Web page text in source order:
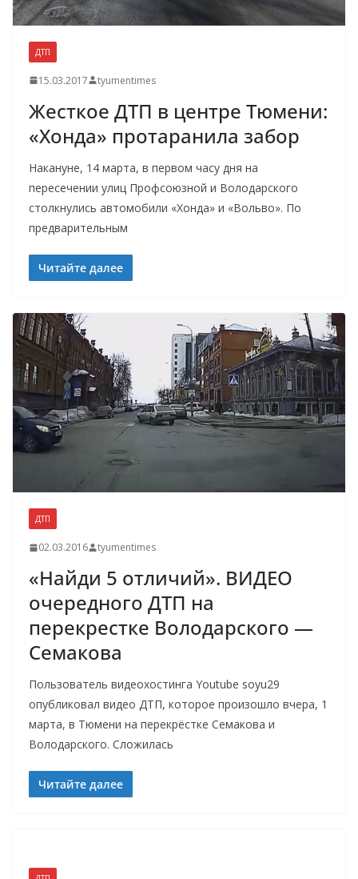
ДТП
15.03.2017 tyumentimes
Жесткое ДТП в центре Тюмени:
«Хонда» протаранила забор
Накануне, 14 марта, в первом часу дня на
пересечении улиц Профсоюзной и Володарского
столкнулись автомобили «Хонда» и «Вольво». По
предварительным
Читайте далее
ДТП
02.03.2016 tyumentimes
«Найди 5 отличий». ВИДЕО
очередного ДТП на
перекрестке Володарского —
Семакова
Пользователь видеохостинга Youtube soyu29
опубликовал видео ДТП, которое произошло вчера, 1
марта, в Тюмени на перекрёстке Семакова и
Володарского. Сложилась
Читайте далее